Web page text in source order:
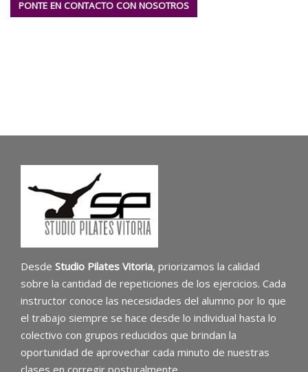
PONTE EN CONTACTO CON NOSOTROS
Desde Studio Pilates Vitoria, priorizamos la calidad
sobre la cantidad de repeticiones de los ejercicios. Cada
instructor conoce las necesidades del alumno por lo que
el trabajo siempre se hace desde lo individual hasta lo
colectivo con grupos reducidos que brindan la
oportunidad de aprovechar cada minuto de nuestras